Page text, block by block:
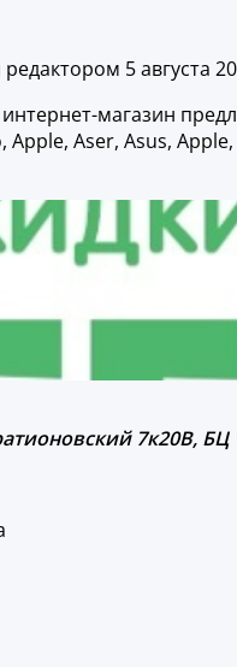
5 августа
магазин
Apple, Aser, Asus,
7к20В,